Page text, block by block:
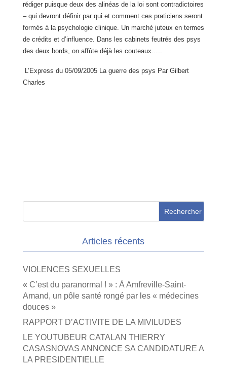
rédiger puisque deux des alinéas de la loi sont contradictoires
– qui devront définir par qui et comment ces praticiens seront
formés à la psychologie clinique. Un marché juteux en termes
de crédits et d’influence. Dans les cabinets feutrés des psys
des deux bords, on affûte déjà les couteaux…..
L’Express du 05/09/2005 La guerre des psys Par Gilbert
Charles
Articles récents
VIOLENCES SEXUELLES
« C’est du paranormal ! » : À Amfreville-Saint-
Amand, un pôle santé rongé par les « médecines
douces »
RAPPORT D’ACTIVITE DE LA MIVILUDES
LE YOUTUBEUR CATALAN THIERRY
CASASNOVAS ANNONCE SA CANDIDATURE A
LA PRESIDENTIELLE